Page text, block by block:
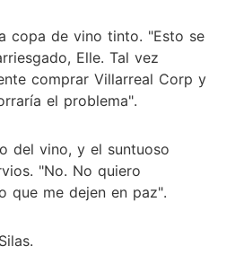
copa de vino tinto. "Esto se
Elle. Tal vez
comprar Villarreal Corp y
el problema".
del vino, y el suntuoso
"No. No quiero
que me dejen en paz".